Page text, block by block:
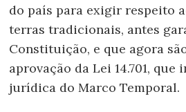
do país para exigir respeito
terras tradicionais, antes
Constituição, e que agora
aprovação da Lei 14.701,
jurídica do Marco Temporal.